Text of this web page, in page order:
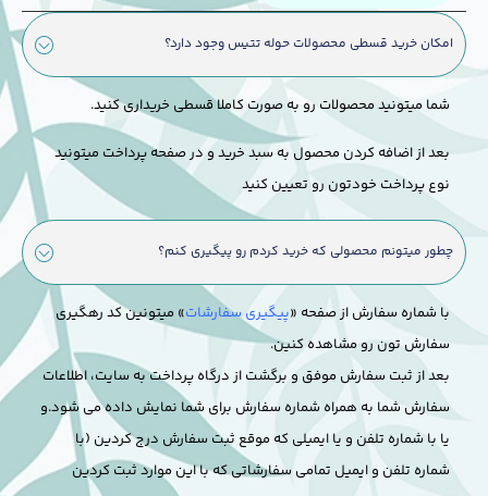
امکان خرید قسطی محصولات حوله تتیس وجود دارد؟
شما میتونید محصولات رو به صورت کاملا قسطی خریداری کنید.
بعد از اضافه کردن محصول به سبد خرید و در صفحه پرداخت میتونید
نوع پرداخت خودتون رو تعیین کنید
چطور میتونم محصولی که خرید کردم رو پیگیری کنم؟
با شماره سفارش از صفحه «پیگیری سفارشات» میتونین کد رهگیری
سفارش تون رو مشاهده کنین.
بعد از ثبت سفارش موفق و برگشت از درگاه پرداخت به سایت، اطلاعات
سفارش شما به همراه شماره سفارش برای شما نمایش داده می شود.و
یا با شماره تلفن و یا ایمیلی که موقع ثبت سفارش درج کردین (با
شماره تلفن و ایمیل تمامی سفارشاتی که با این موارد ثبت کردین